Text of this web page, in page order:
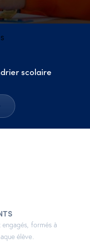
scolaire
formés à
élève.